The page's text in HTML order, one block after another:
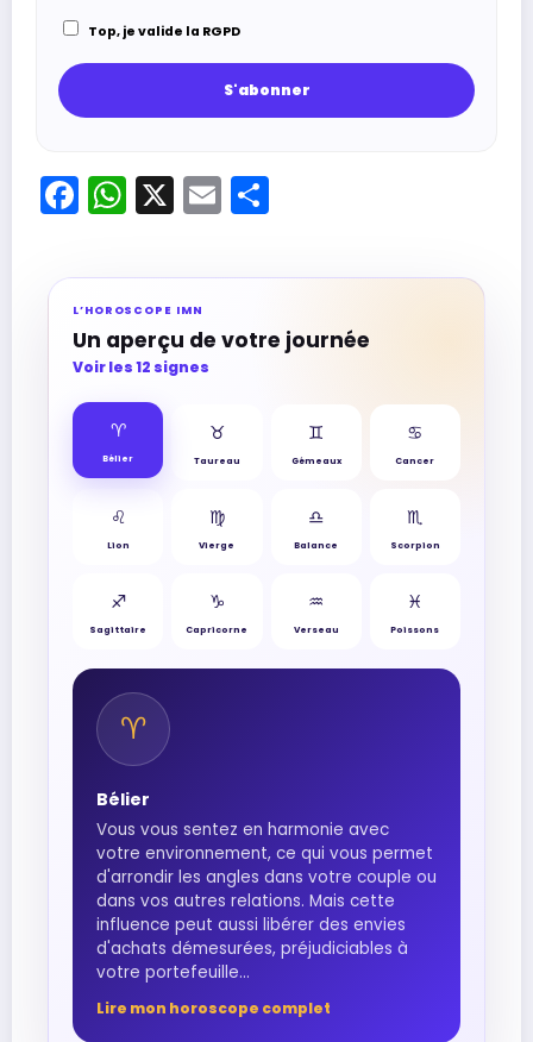
Top, je valide la RGPD
Facebook
WhatsApp
X Email
L’HOROSCOPE IMN
Un aperçu de votre journée
Voir les 12 signes
♈︎
Bélier
♉︎
Taureau
♊︎
Gémeaux
♋︎
Cancer
♌︎
Lion
♍︎
Vierge
♎︎
Balance
♏︎
Scorpion
♐︎
Sagittaire
♑︎
Capricorne
♒︎
Verseau
♓︎
Poissons
♈︎
Bélier
Vous vous sentez en harmonie avec
votre environnement, ce qui vous permet
d'arrondir les angles dans votre couple ou
dans vos autres relations. Mais cette
influence peut aussi libérer des envies
d'achats démesurées, préjudiciables à
votre portefeuille...
Lire mon horoscope complet